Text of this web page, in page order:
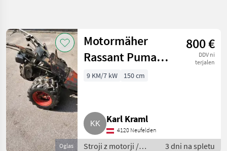
Oglas
Motormäher
Rassant Puma
90L
800 €
DDV ni
terjalen
9 KM/7 kW 150 cm
Karl Kraml
4120 Neufelden
Stroji z motorji /
3 dni na spletu